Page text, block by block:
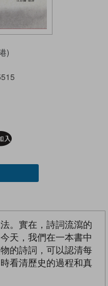
)
。實在，詩詞流瀉的
天，我們在一本書中
的詩詞，可以認清每
看清歷史的過程和真